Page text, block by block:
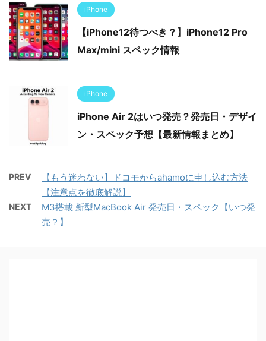
iPhone
【iPhone12待つべき？】iPhone12 Pro
Max/mini スペック情報
iPhone
iPhone Air 2はいつ発売？発売日・デザイ
ン・スペック予想【最新情報まとめ】
PREV
【もう迷わない】ドコモからahamoに申し込む方法
【注意点を徹底解説】
NEXT
M3搭載 新型MacBook Air 発売日・スペック【いつ発
売？】